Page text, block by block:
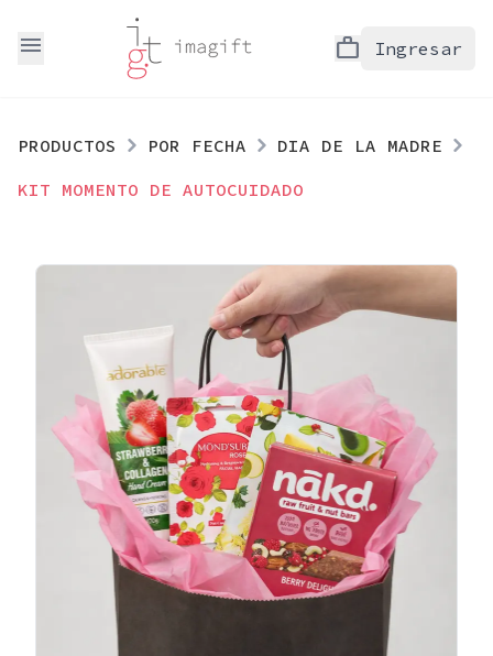
menu work Ingresar
PRODUCTOS POR FECHA
DIA DE LA MADRE
KIT MOMENTO DE AUTOCUIDADO